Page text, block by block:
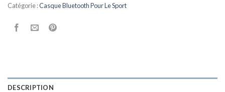
Catégorie :Casque Bluetooth Pour Le Sport
DESCRIPTION